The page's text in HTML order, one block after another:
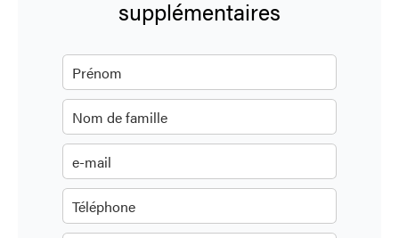
supplémentaires